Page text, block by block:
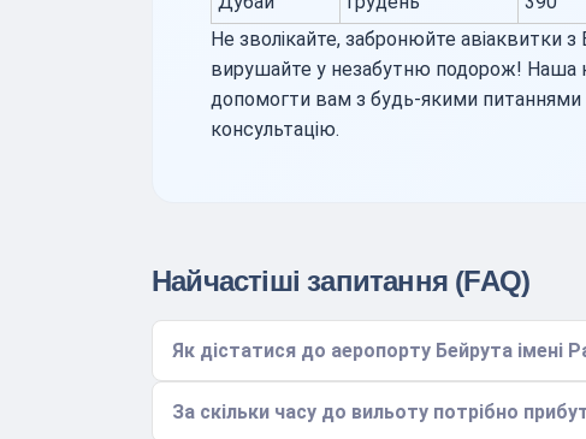
Не зволікайте, забронюйте авіаквитки
вирушайте у незабутню подорож! Наша
допомогти вам з будь-якими питаннями
консультацію.
Найчастіші запитання (FAQ)
Як дістатися до аеропорту Бейрута імені
За скільки часу до вильоту потрібно